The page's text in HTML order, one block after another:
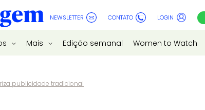
NEWSLETTER CONTATO LOGIN
Mais Edição semanal Women to Watch
publicidade tradicional